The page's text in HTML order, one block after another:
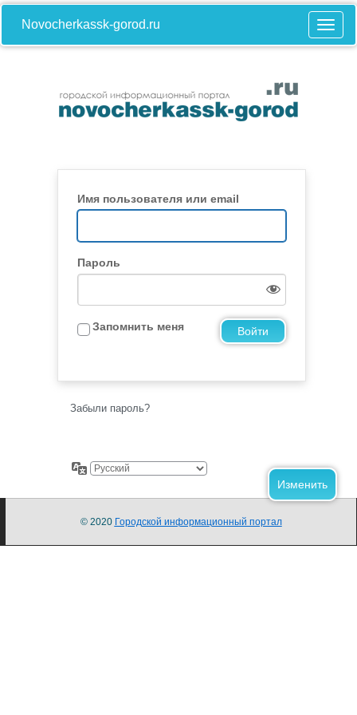
Novocherkassk-gorod.ru
Имя пользователя или email
Пароль
Запомнить меня
Забыли пароль?
© 2020 Городской информационный портал